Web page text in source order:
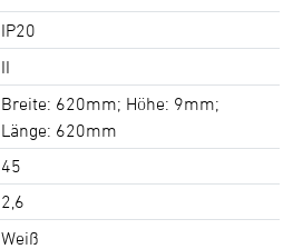
IP20
II
Breite: 620mm; Höhe: 9mm;
Länge: 620mm
45
2,6
Weiß